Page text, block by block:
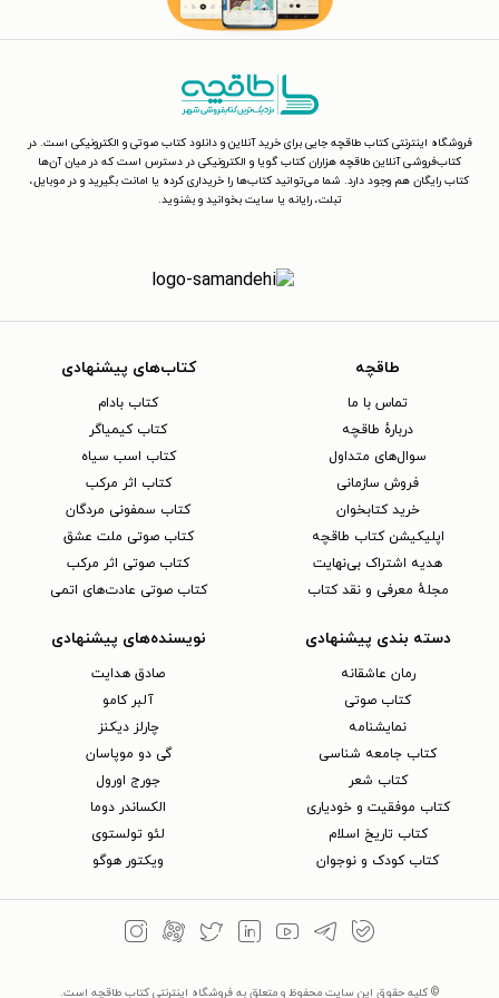
فروشگاه اینترنتی کتاب طاقچه جایی برای خرید آنلاین و دانلود کتاب صوتی و الکترونیکی است. در
کتاب‌فروشی آنلاین طاقچه هزاران کتاب گویا و الکترونیکی در دسترس است که در میان آن‌ها
کتاب رایگان هم وجود دارد. شما می‌توانید کتاب‌ها را خریداری کرده یا امانت بگیرید و در موبایل،
تبلت، رایانه یا سایت بخوانید و بشنوید.
طاقچه
تماس با ما
دربارهٔ طاقچه
سوال‌های متداول
فروش سازمانی
خرید کتابخوان
اپلیکیشن کتاب طاقچه
هدیه اشتراک بی‌نهایت
مجلهٔ معرفی و نقد کتاب
کتاب‌های پیشنهادی
کتاب بادام
کتاب کیمیاگر
کتاب اسب سیاه
کتاب اثر مرکب
کتاب سمفونی مردگان
کتاب صوتی ملت عشق
کتاب صوتی اثر مرکب
کتاب صوتی عادت‌های اتمی
دسته بندی پیشنهادی
رمان عاشقانه
کتاب‌ صوتی
نمایشنامه
کتاب جامعه شناسی
کتاب شعر
کتاب موفقیت و خودیاری
کتاب تاریخ اسلام
کتاب کودک و نوجوان
نویسنده‌های پیشنهادی
صادق هدایت
آلبر کامو
چارلز دیکنز
گی دو موپاسان
جورج اورول
الکساندر دوما
لئو تولستوی
ویکتور هوگو
© کلیه حقوق این سایت محفوظ و متعلق به فروشگاه اینترنتی کتاب طاقچه است.